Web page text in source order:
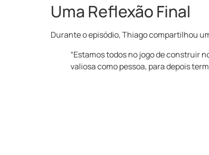
Uma Reflexão Final
Durante o episódio, Thiago compartilhou
“Estamos todos no jogo de construir
valiosa como pessoa, para depois